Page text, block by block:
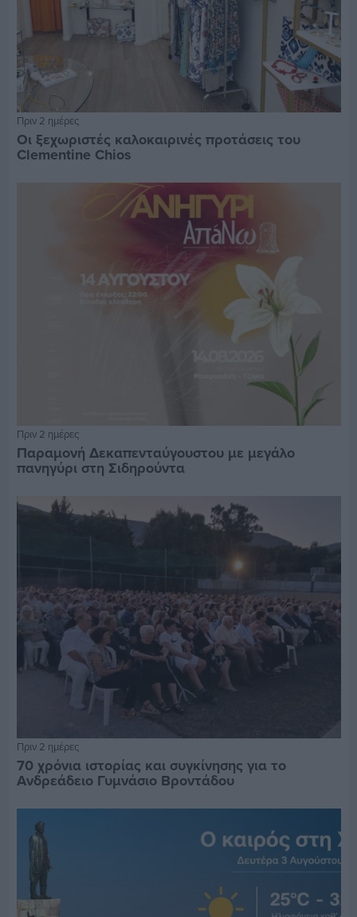
Πριν 2 ημέρες
Οι ξεχωριστές καλοκαιρινές προτάσεις του
Clementine Chios
Πριν 2 ημέρες
Παραμονή Δεκαπενταύγουστου με μεγάλο
πανηγύρι στη Σιδηρούντα
Πριν 2 ημέρες
70 χρόνια ιστορίας και συγκίνησης για το
Ανδρεάδειο Γυμνάσιο Βροντάδου